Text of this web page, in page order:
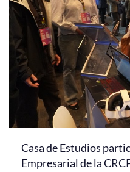
Casa de Estudios
Empresarial de la